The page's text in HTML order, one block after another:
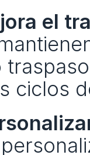
el
ciclos